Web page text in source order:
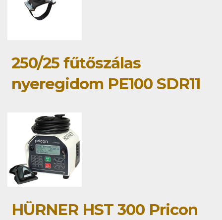
250/25 fűtőszálas
nyeregidom PE100 SDR11
HÜRNER HST 300 Pricon